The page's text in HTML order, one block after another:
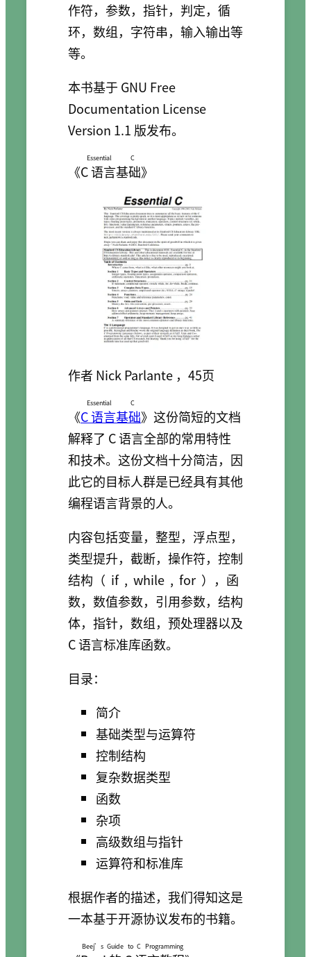
作符，参数，指针，判定，循
环，数组，字符串，输入输出等
等。
本书基于 GNU Free
Documentation License
Version 1.1 版发布。
《C 语言基础
Essential C
》
作者 Nick Parlante ，45页
《C 语言基础
Essential C
》这份简短的文档
解释了 C 语言全部的常用特性
和技术。这份文档十分简洁，因
此它的目标人群是已经具有其他
编程语言背景的人。
内容包括变量，整型，浮点型，
类型提升，截断，操作符，控制
结构（ if , while , for ），函
数，数值参数，引用参数，结构
体，指针，数组，预处理器以及
C 语言标准库函数。
目录：
简介
基础类型与运算符
控制结构
复杂数据类型
函数
杂项
高级数组与指针
运算符和标准库
根据作者的描述，我们得知这是
一本基于开源协议发布的书籍。
Beej’s Guide to C Programming